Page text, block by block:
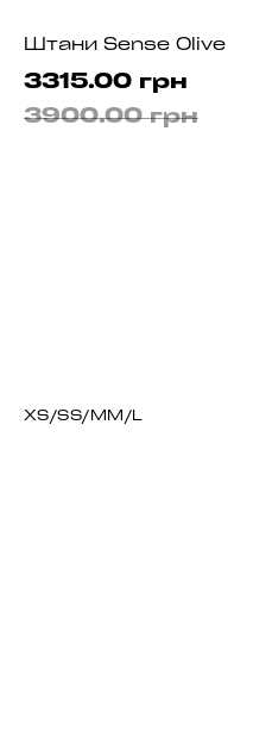
Штани Sense Olive
3315.00 грн
3900.00 грн
XS/SS/M M/L